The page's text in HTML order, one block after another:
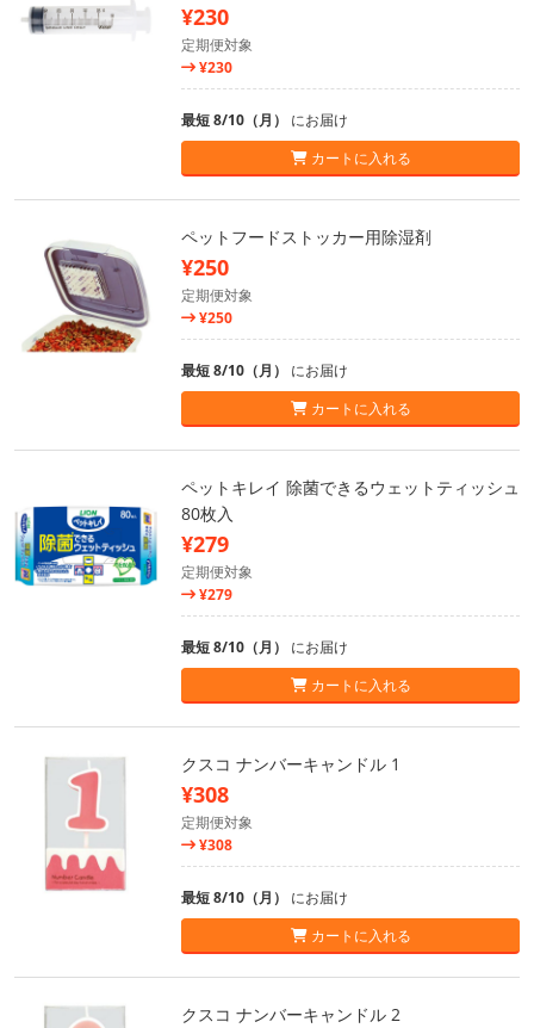
¥230
定期便対象
¥230
最短 8/10（月） にお届け
カートに入れる
ペットフードストッカー用除湿剤
¥250
定期便対象
¥250
最短 8/10（月） にお届け
カートに入れる
ペットキレイ 除菌できるウェットティッシュ
80枚入
¥279
定期便対象
¥279
最短 8/10（月） にお届け
カートに入れる
クスコ ナンバーキャンドル 1
¥308
定期便対象
¥308
最短 8/10（月） にお届け
カートに入れる
クスコ ナンバーキャンドル 2